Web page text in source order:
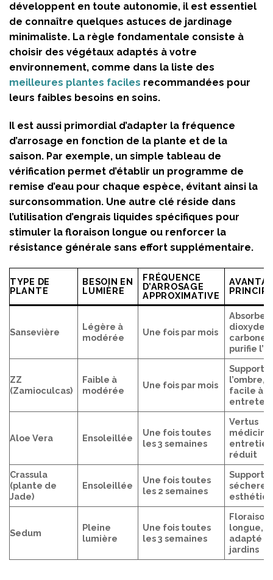
développent en toute autonomie, il est essentiel
de connaître quelques astuces de jardinage
minimaliste. La règle fondamentale consiste à
choisir des végétaux adaptés à votre
environnement, comme dans la liste des
meilleures plantes faciles recommandées pour
leurs faibles besoins en soins.
Il est aussi primordial d’adapter la fréquence
d’arrosage en fonction de la plante et de la
saison. Par exemple, un simple tableau de
vérification permet d’établir un programme de
remise d’eau pour chaque espèce, évitant ainsi la
surconsommation. Une autre clé réside dans
l’utilisation d’engrais liquides spécifiques pour
stimuler la floraison longue ou renforcer la
résistance générale sans effort supplémentaire.
TYPE DE
PLANTE
BESOIN EN
LUMIÈRE
FRÉQUENCE
D’ARROSAGE
APPROXIMATIVE
Sansevière
Légère à
modérée
Une fois par mois
Absorbe
dioxyde
carbone,
purifie
ZZ
(Zamioculcas)
Faible à
modérée
Une fois par mois
Supporte
l’ombre,
facile à
Aloe Vera Ensoleillée
Une fois toutes
les 3 semaines
Vertus
entretien
réduit
Crassula
(plante de
Jade)
Ensoleillée
Une fois toutes
les 2 semaines
Supporte
Sedum
Pleine
lumière
Une fois toutes
les 3 semaines
Floraison
longue,
adapté
jardins